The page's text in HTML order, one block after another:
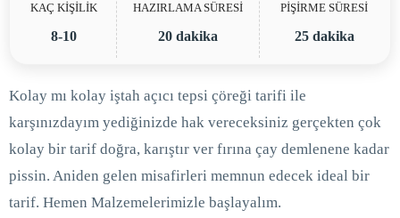
KAÇ KİŞİLİK
8-10
HAZIRLAMA SÜRESİ
20 dakika
PİŞİRME SÜRESİ
25 dakika
Kolay mı kolay iştah açıcı tepsi çöreği tarifi ile
karşınızdayım yediğinizde hak vereceksiniz gerçekten çok
kolay bir tarif doğra, karıştır ver fırına çay demlenene kadar
pissin. Aniden gelen misafirleri memnun edecek ideal bir
tarif. Hemen Malzemelerimizle başlayalım.